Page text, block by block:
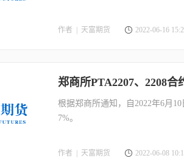
作者 | 天富期货 2022-06-16
郑商所PTA2207、2208
根据郑商所通知，自2022年6月
7%。
作者 | 天富期货 2022-06-08